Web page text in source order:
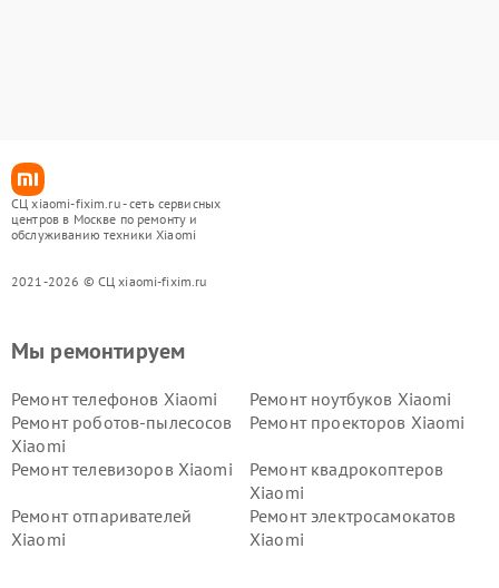
СЦ xiaomi-fixim.ru - сеть сервисных
центров в Москве по ремонту и
обслуживанию техники Xiaomi
2021-2026 © СЦ xiaomi-fixim.ru
Мы ремонтируем
Ремонт телефонов Xiaomi
Ремонт ноутбуков Xiaomi
Ремонт роботов-пылесосов
Xiaomi
Ремонт проекторов Xiaomi
Ремонт телевизоров Xiaomi
Ремонт квадрокоптеров
Xiaomi
Ремонт отпаривателей
Xiaomi
Ремонт электросамокатов
Xiaomi